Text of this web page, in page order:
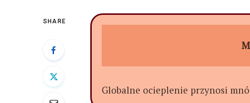
SHARE
Globalne ocieplenie przynosi